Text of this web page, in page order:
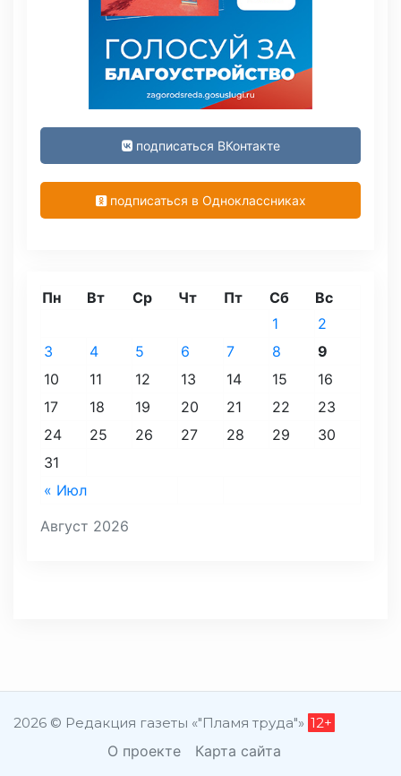
подписаться ВКонтакте
подписаться в Одноклассниках
Август 2026
Пн Вт Ср Чт Пт Сб Вс
« Июл
1
2
3
4 5 6 7 8
9
10
11 12 13 14 15
16
17
18 19 20 21 22
23
24
25 26 27 28 29
30
31
2026 © Редакция газеты «"Пламя труда"» 12+
О проекте Карта сайта